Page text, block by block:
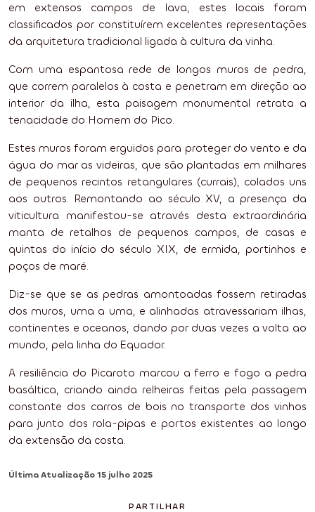
em extensos campos de lava, estes locais foram
classificados por constituírem excelentes representações
da arquitetura tradicional ligada à cultura da vinha.
Com uma espantosa rede de longos muros de pedra,
que correm paralelos à costa e penetram em direção ao
interior da ilha, esta paisagem monumental retrata a
tenacidade do Homem do Pico.
Estes muros foram erguidos para proteger do vento e da
água do mar as videiras, que são plantadas em milhares
de pequenos recintos retangulares (currais), colados uns
aos outros. Remontando ao século XV, a presença da
viticultura manifestou-se através desta extraordinária
manta de retalhos de pequenos campos, de casas e
quintas do início do século XIX, de ermida, portinhos e
poços de maré.
Diz-se que se as pedras amontoadas fossem retiradas
dos muros, uma a uma, e alinhadas atravessariam ilhas,
continentes e oceanos, dando por duas vezes a volta ao
mundo, pela linha do Equador.
A resiliência do Picaroto marcou a ferro e fogo a pedra
basáltica, criando ainda relheiras feitas pela passagem
constante dos carros de bois no transporte dos vinhos
para junto dos rola-pipas e portos existentes ao longo
da extensão da costa.
Última Atualização15 julho 2025
PARTILHAR